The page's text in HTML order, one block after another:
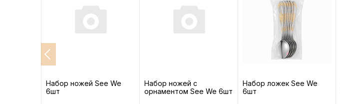
Набор ножей See We
6шт
Набор ножей с
орнаментом See We 6шт
Набор ложек See We
6шт